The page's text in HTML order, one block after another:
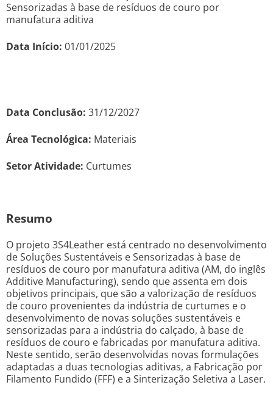
Sensorizadas à base de resíduos de couro por
manufatura aditiva
Data Início: 01/01/2025
Data Conclusão: 31/12/2027
Área Tecnológica: Materiais
Setor Atividade: Curtumes
Resumo
O projeto 3S4Leather está centrado no desenvolvimento
de Soluções Sustentáveis e Sensorizadas à base de
resíduos de couro por manufatura aditiva (AM, do inglês
Additive Manufacturing), sendo que assenta em dois
objetivos principais, que são a valorização de resíduos
de couro provenientes da indústria de curtumes e o
desenvolvimento de novas soluções sustentáveis e
sensorizadas para a indústria do calçado, à base de
resíduos de couro e fabricadas por manufatura aditiva.
Neste sentido, serão desenvolvidas novas formulações
adaptadas a duas tecnologias aditivas, a Fabricação por
Filamento Fundido (FFF) e a Sinterização Seletiva a Laser.